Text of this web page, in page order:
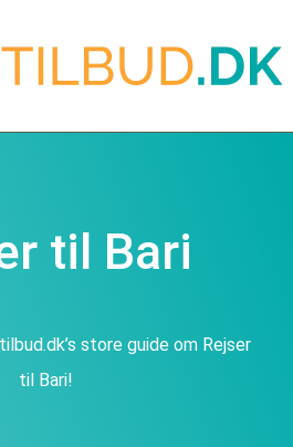
til Bari
store guide om Rejser
til Bari!